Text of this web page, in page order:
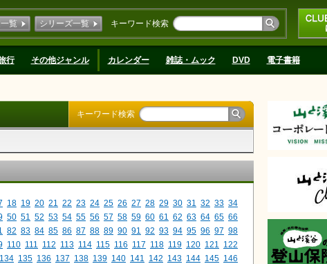
CLUB
いて
キーワード検索
覧 シリーズ一覧
行 その他ジャンル カレンダー 雑誌・ムック DVD 電子書籍
キーワード検索
18 19 20 21 22 23 24 25 26 27 28 29 30 31 32 33 34
50 51 52 53 54 55 56 57 58 59 60 61 62 63 64 65 66
82 83 84 85 86 87 88 89 90 91 92 93 94 95 96 97 98
110 111 112 113 114 115 116 117 118 119 120 121
122
134 135 136 137 138 139 140 141 142 143 144 145 146